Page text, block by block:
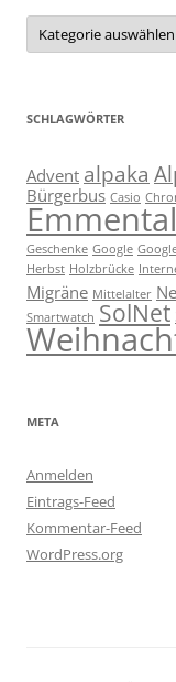
Kategorien
SCHLAGWÖRTER
Advent alpaka
Bürgerbus Casio
Emmental
Geschenke Google
Herbst Holzbrücke
Migräne Mittelalter
Smartwatch SolNet
META
Anmelden
Eintrags-Feed
Kommentar-Feed
WordPress.org